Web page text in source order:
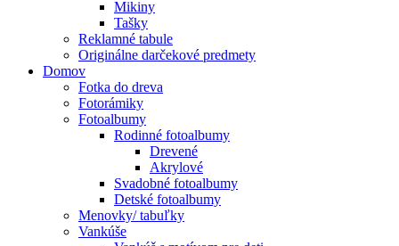
Mikiny
Tašky
Reklamné tabule
Originálne darčekové predmety
Domov
Fotka do dreva
Fotorámiky
Fotoalbumy
Rodinné fotoalbumy
Drevené
Akrylové
Svadobné fotoalbumy
Detské fotoalbumy
Menovky/ tabuľky
Vankúše